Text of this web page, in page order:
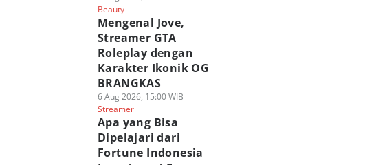
Beauty
Mengenal Jove,
Streamer GTA
Roleplay dengan
Karakter Ikonik OG
BRANGKAS
6 Aug 2026, 15:00 WIB
Streamer
Apa yang Bisa
Dipelajari dari
Fortune Indonesia